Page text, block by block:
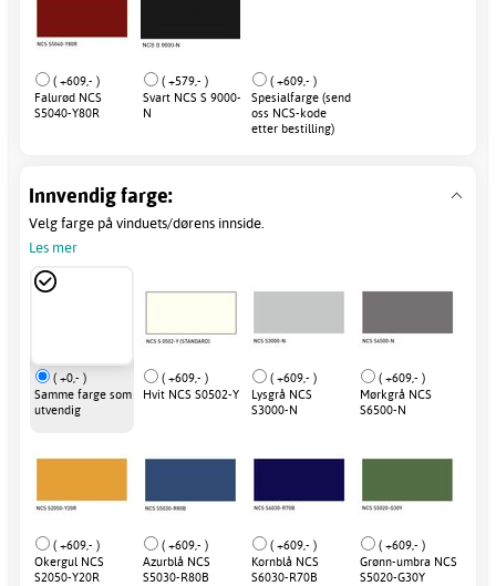
( +609,- )
Falurød NCS
S5040-Y80R
( +579,- )
Svart NCS S 9000-
N
( +609,- )
Spesialfarge (send
oss NCS-kode
etter bestilling)
Innvendig farge:
Velg farge på vinduets/dørens innside.
Les mer
( +0,- )
Samme farge som
utvendig
( +609,- )
Hvit NCS S0502-Y
( +609,- )
Lysgrå NCS
S3000-N
( +609,- )
Mørkgrå NCS
S6500-N
( +609,- )
Okergul NCS
S2050-Y20R
( +609,- )
Azurblå NCS
S5030-R80B
( +609,- )
Kornblå NCS
S6030-R70B
( +609,- )
Grønn-umbra NCS
S5020-G30Y